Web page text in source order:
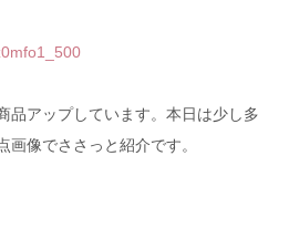
品アップしています。本日は少し多
像でささっと紹介です。